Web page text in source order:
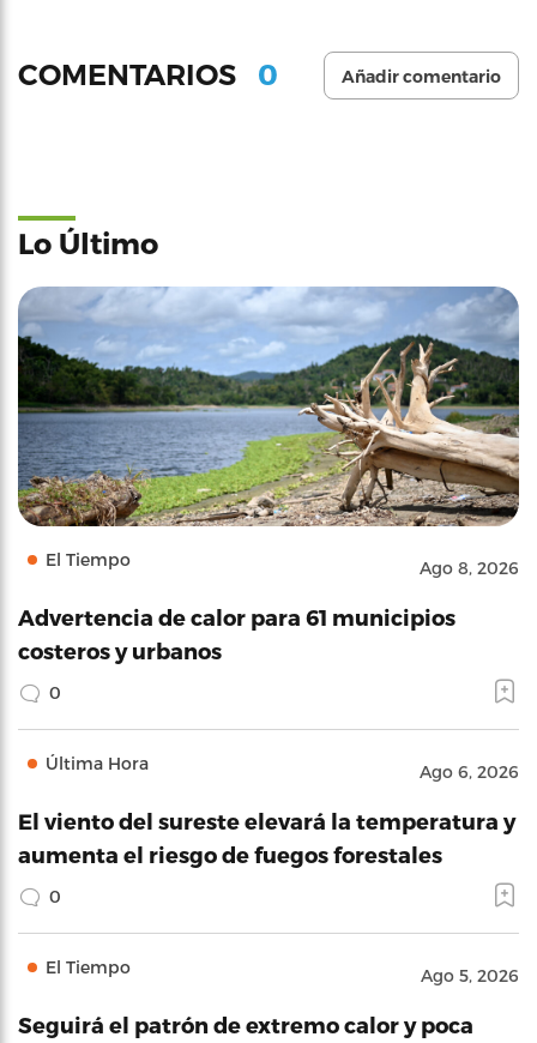
COMENTARIOS 0 Añadir comentario
Lo Último
El Tiempo Ago 8, 2026
Advertencia de calor para 61 municipios
costeros y urbanos
0
Última Hora Ago 6, 2026
El viento del sureste elevará la temperatura y
aumenta el riesgo de fuegos forestales
0
El Tiempo Ago 5, 2026
Seguirá el patrón de extremo calor y poca